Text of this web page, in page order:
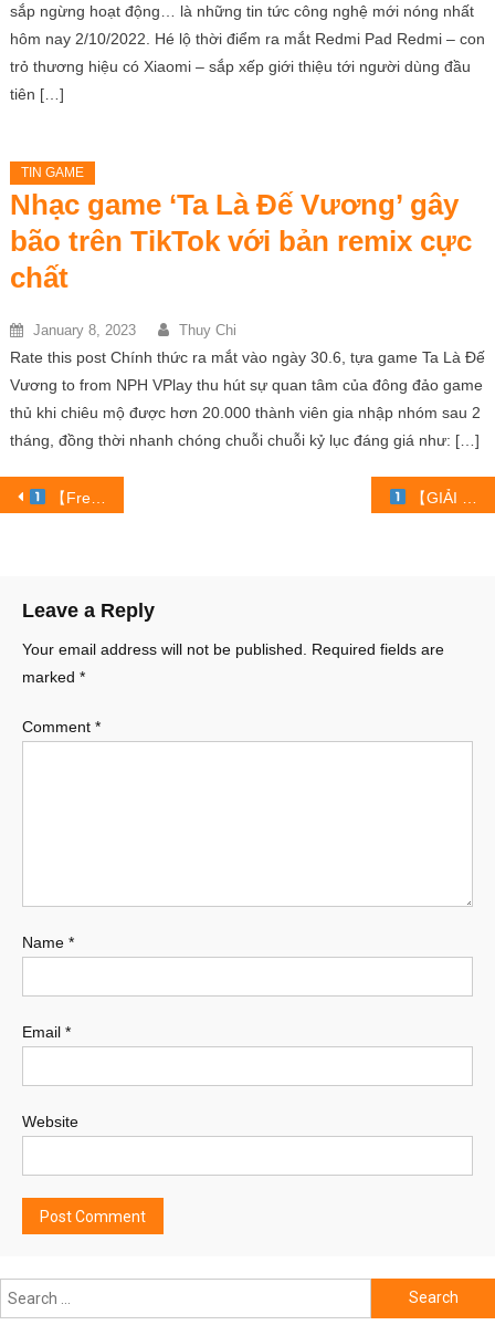
sắp ngừng hoạt động… là những tin tức công nghệ mới nóng nhất
hôm nay 2/10/2022. Hé lộ thời điểm ra mắt Redmi Pad Redmi – con
trỏ thương hiệu có Xiaomi – sắp xếp giới thiệu tới người dùng đầu
tiên […]
TIN GAME
Nhạc game ‘Ta Là Đế Vương’ gây
bão trên TikTok với bản remix cực
chất
January 8, 2023 Thuy Chi
Rate this post Chính thức ra mắt vào ngày 30.6, tựa game Ta Là Đế
Vương to from NPH VPlay thu hút sự quan tâm của đông đảo game
thủ khi chiêu mộ được hơn 20.000 thành viên gia nhập nhóm sau 2
tháng, đồng thời nhanh chóng chuỗi chuỗi kỷ lục đáng giá như: […]
Post【Free Fire | Cách Trả Lời Kiếm Xu Đảo Sinh Tồn Nhanh Nhất 【GIẢI ĐẤU CÂU CÁ KHỔNG LỒ !! 】 ™
Leave a Reply
Your email address will not be published.
Required fields are
marked *
Comment *
Name *
Email *
Website
Search
for: